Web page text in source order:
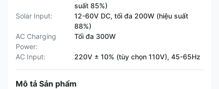
suất 85%)
Solar Input:
12-60V DC, tối đa 200W (hiệu suất
88%)
AC Charging
Power:
Tối đa 300W
AC Input: 220V ± 10% (tùy chọn 110V), 45-65Hz
Mô tả Sản phẩm